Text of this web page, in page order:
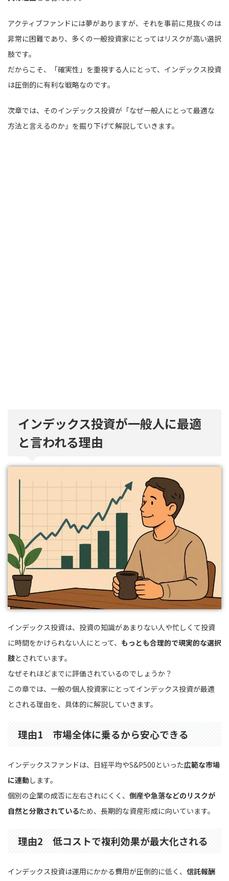
アクティブファンドには夢がありますが、それを事前に見抜くのは
非常に困難であり、多くの一般投資家にとってはリスクが高い選択
肢です。
だからこそ、「確実性」を重視する人にとって、インデックス投資
は圧倒的に有利な戦略なのです。
次章では、そのインデックス投資が「なぜ一般人にとって最適な
方法と言えるのか」を掘り下げて解説していきます。
インデックス投資が一般人に最適
と言われる理由
インデックス投資は、投資の知識があまりない人や忙しくて投資
に時間をかけられない人にとって、 もっとも合理的で現実的な選択
肢とされています。
なぜそれほどまでに評価されているのでしょうか？
この章では、一般の個人投資家にとってインデックス投資が最適
とされる理由を、具体的に解説していきます。
理由1 市場全体に乗るから安心できる
インデックスファンドは、日経平均やS&P500といった広範な市場
に連動します。
個別の企業の成否に左右されにくく、 倒産や急落などのリスクが
自然と分散されているため、長期的な資産形成に向いています。
理由2 低コストで複利効果が最大化される
インデックス投資は運用にかかる費用が圧倒的に低く、 信託報酬